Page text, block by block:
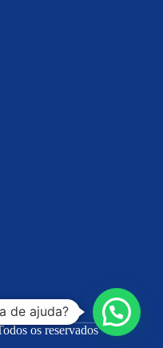
os reservados
de ajuda?